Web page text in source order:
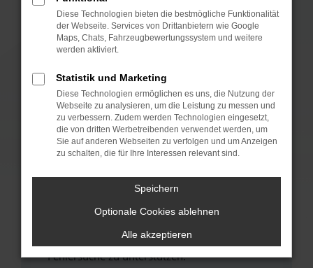
Starte dein Gerät neu.
Das kann manchmal helfen, vorübergehende
Probleme zu beheben.
Betriebssystem auf dem neuesten Stand
sind.
Veraltete Software birgt nicht nur ein
Sicherheitsrisiko, sondern kann auch dazu
führen, dass bestimmte Funktionen nicht mehr
unterstützt werden.
Wende dich an den Webseitenbetreiber.
Wenn du alle oben genannten Schritte versucht
hast, kontaktiere uns bitte. Wir werden
uns diesen Text schicken, um uns bei der
Fehlersuche zu unterstützen:
Diese Technologien bieten die bestmögliche Funktionalität
der Webseite. Services von Drittanbietern wie Google
Maps, Chats, Fahrzeugbewertungssystem und weitere
werden aktiviert.
Statistik und Marketing
Diese Technologien ermöglichen es uns, die Nutzung der
Webseite zu analysieren, um die Leistung zu messen und
zu verbessern. Zudem werden Technologien eingesetzt,
die von dritten Werbetreibenden verwendet werden, um
Sie auf anderen Webseiten zu verfolgen und um Anzeigen
zu schalten, die für Ihre Interessen relevant sind.
Speichern
Optionale Cookies ablehnen
Alle akzeptieren